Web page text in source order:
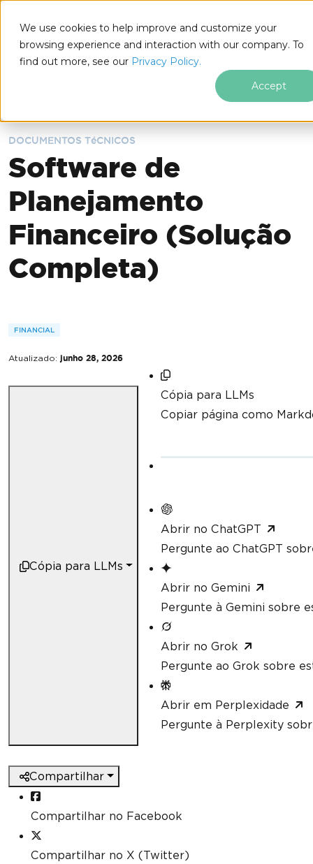
We use cookies to help improve and customize your
browsing experience and interaction with our company. To
find out more, see our Privacy Policy.
Accept
IRONSOFTWARE
Ir para o conteúdo do rodapé
Documentos técnicos
DOCUMENTOS TéCNICOS
Software de
Planejamento
Financeiro (Solução
Completa)
FINANCIAL
Atualizado: junho 28, 2026
Cópia para LLMs
Cópia para LLMs
Copiar página como
Abrir no ChatGPT
Pergunte ao ChatGPT
Abrir no Gemini
Pergunte à Gemini sobre
Abrir no Grok
Pergunte ao Grok sobre
Abrir em Perplexidade
Pergunte à Perplexity
Compartilhar
Compartilhar no Facebook
Compartilhar no X (Twitter)